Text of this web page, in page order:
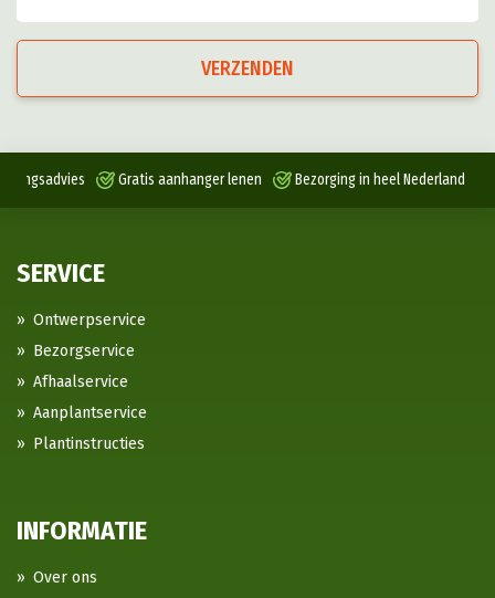
VERZENDEN
Gratis aanhanger lenen Bezorging in heel Nederland
SERVICE
Ontwerpservice
Bezorgservice
Afhaalservice
Aanplantservice
Plantinstructies
INFORMATIE
Over ons